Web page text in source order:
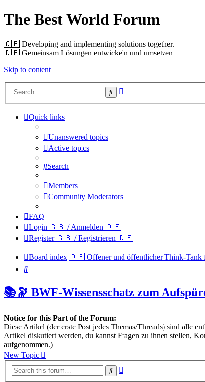
The Best World Forum
🇬🇧️ Developing and implementing solutions together.
🇩🇪️ Gemeinsam Lösungen entwickeln und umsetzen.
Skip to content
Search
Quick links
Unanswered topics
Active topics
Search
Members
Community Moderators
FAQ
Login 🇬🇧 / Anmelden 🇩🇪
Register 🇬🇧 / Registrieren 🇩🇪
Board index 🇩🇪 Offener und öffentlicher Think-Tank
Search
📚🔭 BWF-Wissensschatz zum
Notice for this Part of the Forum:
Diese Artikel (der erste Post jedes Themas/Threads) sind alle
Artikel diskutiert werden, du kannst Fragen zu ihnen stellen,
aufgenommen.)
New Topic
Search